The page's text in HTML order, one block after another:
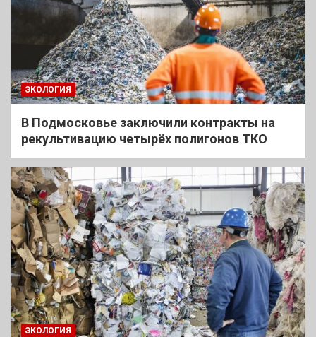
ЭКОЛОГИЯ
В Подмосковье заключили контракты на
рекультивацию четырёх полигонов ТКО
ЭКОЛОГИЯ